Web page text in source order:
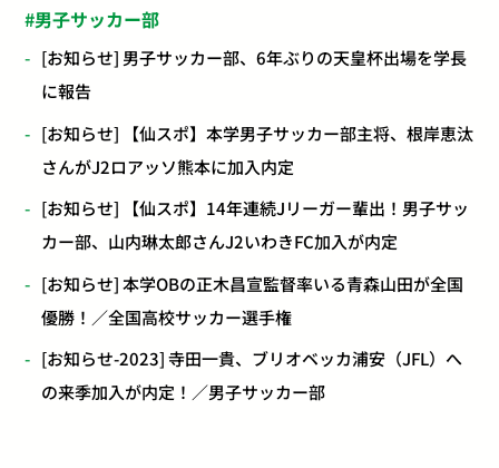
男子サッカー部
[お知らせ] 男子サッカー部、6年ぶりの天皇杯出場を学長
に報告
[お知らせ] 【仙スポ】本学男子サッカー部主将、根岸恵汰
さんがJ2ロアッソ熊本に加入内定
[お知らせ] 【仙スポ】14年連続Jリーガー輩出！男子サッ
カー部、山内琳太郎さんJ2いわきFC加入が内定
[お知らせ] 本学OBの正木昌宣監督率いる青森山田が全国
優勝！／全国高校サッカー選手権
[お知らせ-2023] 寺田一貴、ブリオベッカ浦安（JFL）へ
の来季加入が内定！／男子サッカー部